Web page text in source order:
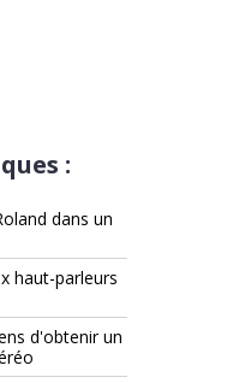
:
dans un
haut-parleurs
d'obtenir un